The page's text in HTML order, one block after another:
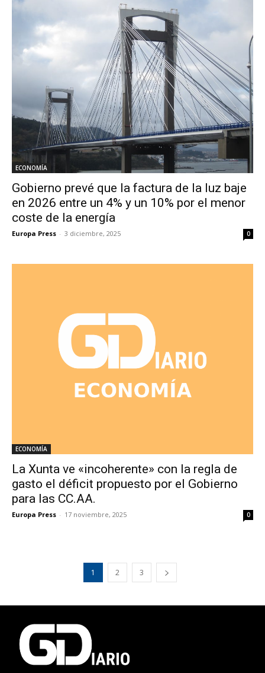
ECONOMÍA
Gobierno prevé que la factura de la luz baje
en 2026 entre un 4% y un 10% por el menor
coste de la energía
Europa Press - 3 diciembre, 2025 0
ECONOMÍA
La Xunta ve «incoherente» con la regla de
gasto el déficit propuesto por el Gobierno
para las CC.AA.
Europa Press - 17 noviembre, 2025 0
1 2 3